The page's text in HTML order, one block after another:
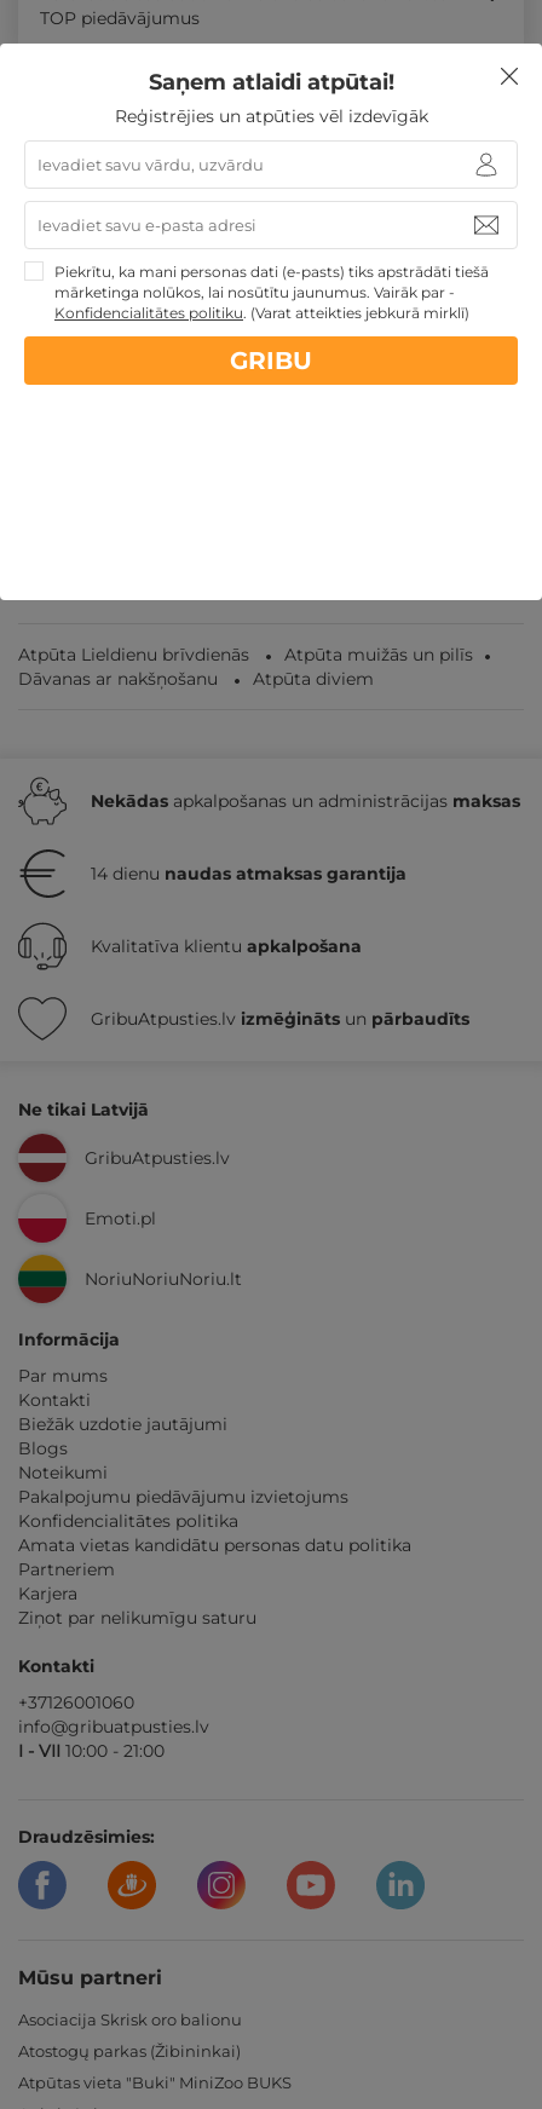
Atpūtas piedāvājums Apraksts Kontakti Noteikumi
TOP piedāvājumus
Līdzīgi atpūtas piedāvājumi
- 37% REZERVĀCIJAinternetā
Atpūta Lieldienu brīvdienās
Atpūta muižās un pilīs
Dāvanas ar nakšņošanu
Atpūta diviem
Nekādas apkalpošanas un administrācijas maksas
14 dienu naudas atmaksas garantija
Kvalitatīva klientu apkalpošana
GribuAtpusties.lv izmēģināts un pārbaudīts
Ne tikai Latvijā
GribuAtpusties.lv
Emoti.pl
NoriuNoriuNoriu.lt
Informācija
Par mums
Kontakti
Biežāk uzdotie jautājumi
Blogs
Noteikumi
Pakalpojumu piedāvājumu izvietojums
Konfidencialitātes politika
Amata vietas kandidātu personas datu politika
Partneriem
Karjera
Ziņot par nelikumīgu saturu
Kontakti
+37126001060
info@gribuatpusties.lv
I - VII 10:00 - 21:00
Draudzēsimies:
Mūsu partneri
Asociacija Skrisk oro balionu
Atostogų parkas (Žibininkai)
Atpūtas vieta "Buki" MiniZoo BUKS
Saņem atlaidi atpūtai!
Reģistrējies un atpūties vēl izdevīgāk
Piekrītu, ka mani personas dati (e-pasts) tiks apstrādāti tiešā
mārketinga nolūkos, lai nosūtītu jaunumus. Vairāk par -
Konfidencialitātes politiku. (Varat atteikties jebkurā mirklī)
GRIBU